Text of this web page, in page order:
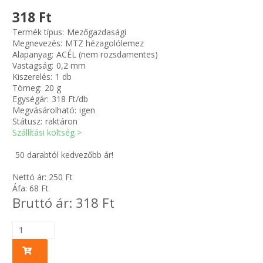
KÁBELVEZETŐ GUMI - HATÁROLÓK
SIMÍTÓZÁRAS TASAK
TÖMLŐBILINCS
318 Ft
Termék típus: Mezőgazdasági
Megnevezés: MTZ hézagolólemez
Alapanyag: ACÉL (nem rozsdamentes)
Vastagság: 0,2 mm
Kiszerelés: 1 db
Tömeg: 20 g
Egységár: 318 Ft/db
Megvásárolható: igen
Státusz: raktáron
Szállítási költség >
50 darabtól kedvezőbb ár!
Nettó ár: 250 Ft
Áfa:68 Ft
Bruttó ár: 318 Ft